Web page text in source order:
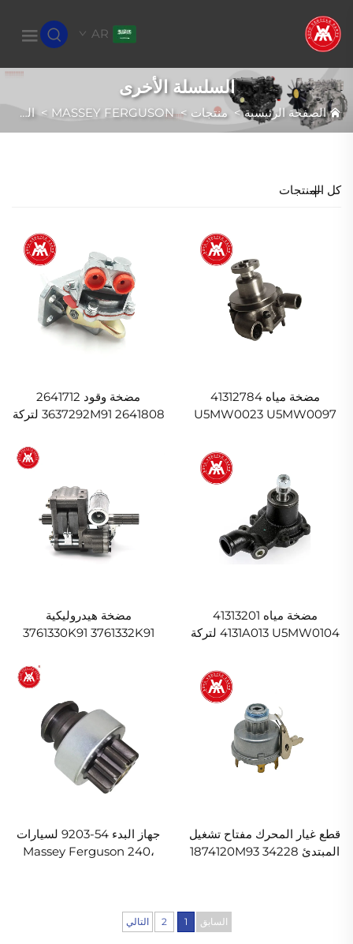
AR
السلسلة الأخرى
الصفحة الرئيسية>منتجات >
MASSEY FERGUSON
>السلسلة الأخرى
كل المنتجات
مضخة مياه 41312784
U5MW0023 U5MW0097
240،250،254،255
مضخة وقود 2641712
2641808 3637292M91 لتركة
230،240،250،253،254،255
مضخة مياه 41313201
4131A013 U5MW0104 لتركة
مضخة هيدروليكية
3761330K91 3761332K91
قطع غيار المحرك مفتاح تشغيل
المبتدئ 34228 1874120M93
جهاز البدء 54-9203 لسيارات
Massey Ferguson 240،
السابق 1
2 التالي